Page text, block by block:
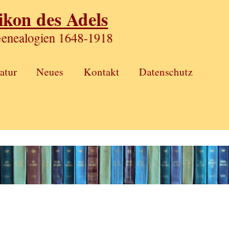
des Adels
1648-1918
Neues Kontakt Datenschutz